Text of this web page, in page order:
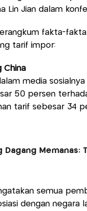
Lin Jian dalam
fakta-fakta
tarif impor:
China
media
50 persen
tarif sebesar 34
Dagang Memanas:
semua
dengan negara